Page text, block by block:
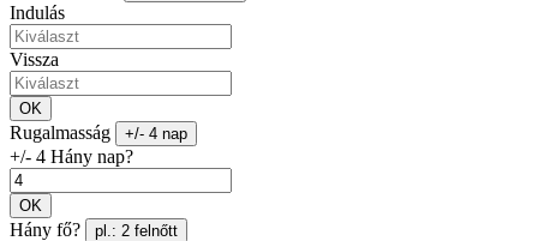
Indulás
Vissza
OK
Rugalmasság +/- 4 nap
+/- 4 Hány nap?
OK
Hány fő? pl.: 2 felnőtt